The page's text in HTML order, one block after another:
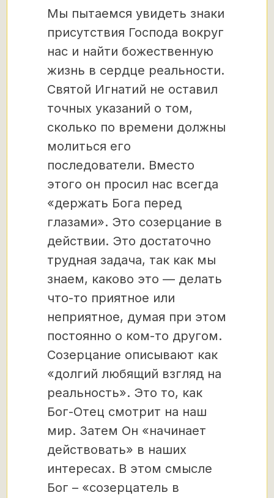
Мы пытаемся увидеть знаки
присутствия Господа вокруг
нас и найти божественную
жизнь в сердце реальности.
Святой Игнатий не оставил
точных указаний о том,
сколько по времени должны
молиться его
последователи. Вместо
этого он просил нас всегда
«держать Бога перед
глазами». Это созерцание в
действии. Это достаточно
трудная задача, так как мы
знаем, каково это — делать
что-то приятное или
неприятное, думая при этом
постоянно о ком-то другом.
Созерцание описывают как
«долгий любящий взгляд на
реальность». Это то, как
Бог-Отец смотрит на наш
мир. Затем Он «начинает
действовать» в наших
интересах. В этом смысле
Бог – «созерцатель в